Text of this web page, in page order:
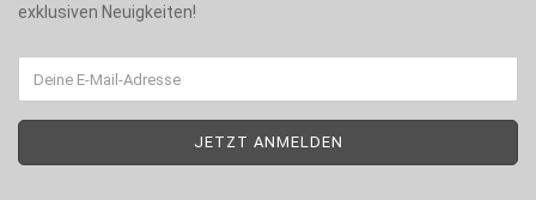
exklusiven Neuigkeiten!